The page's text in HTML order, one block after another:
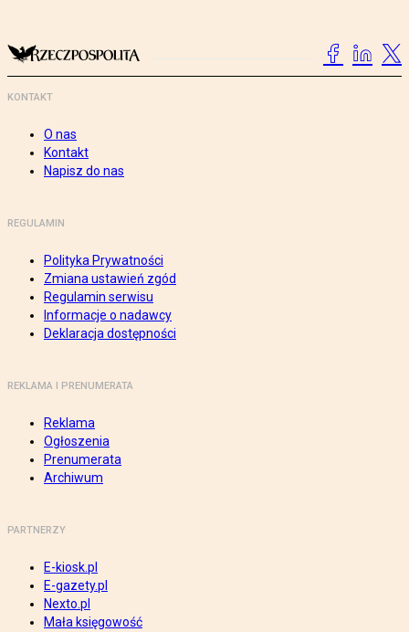
KONTAKT
O nas
Kontakt
Napisz do nas
REGULAMIN
Polityka Prywatności
Zmiana ustawień zgód
Regulamin serwisu
Informacje o nadawcy
Deklaracja dostępności
REKLAMA I PRENUMERATA
Reklama
Ogłoszenia
Prenumerata
Archiwum
PARTNERZY
E-kiosk.pl
E-gazety.pl
Nexto.pl
Mała księgowość